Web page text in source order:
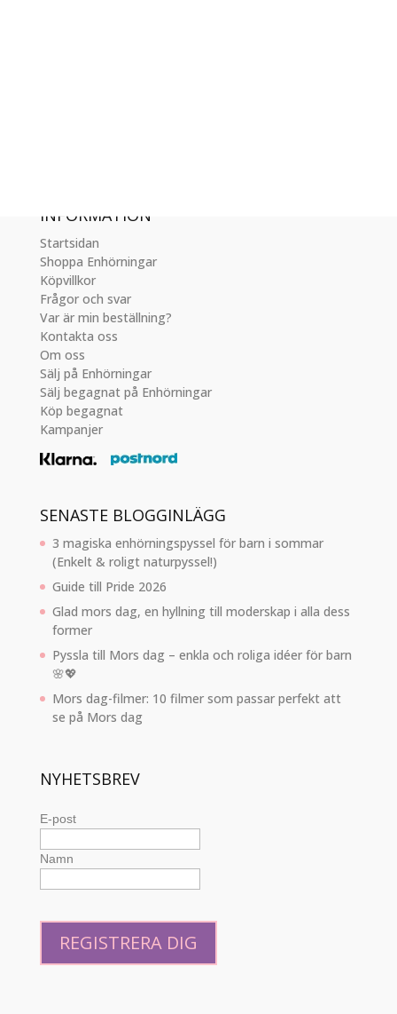
INFORMATION
Startsidan
Shoppa Enhörningar
Köpvillkor
Frågor och svar
Var är min beställning?
Kontakta oss
Om oss
Sälj på Enhörningar
Sälj begagnat på Enhörningar
Köp begagnat
Kampanjer
SENASTE BLOGGINLÄGG
3 magiska enhörningspyssel för barn i sommar
(Enkelt & roligt naturpyssel!)
Guide till Pride 2026
Glad mors dag, en hyllning till moderskap i alla dess
former
Pyssla till Mors dag – enkla och roliga idéer för barn
🌸💖
Mors dag-filmer: 10 filmer som passar perfekt att
se på Mors dag
NYHETSBREV
E-post
Namn